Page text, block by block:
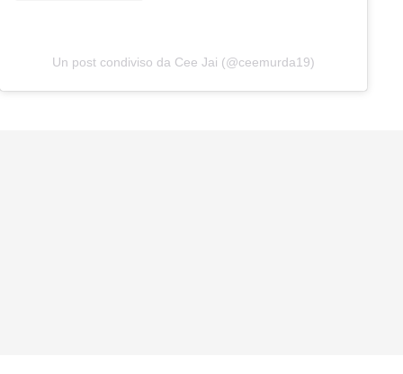
Un post condiviso da Cee Jai (@ceemurda19)